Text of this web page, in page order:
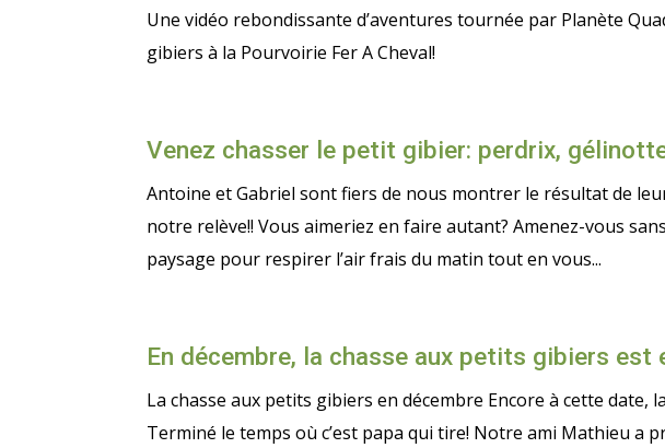
Une vidéo rebondissante d’aventures tournée par Planète
gibiers à la Pourvoirie Fer A Cheval!
Venez chasser le petit gibier: perdrix,
Antoine et Gabriel sont fiers de nous montrer le résultat de
notre relève!! Vous aimeriez en faire autant? Amenez-vous
paysage pour respirer l’air frais du matin tout en vous...
En décembre, la chasse aux petits gibiers est
La chasse aux petits gibiers en décembre Encore à cette date,
Terminé le temps où c’est papa qui tire! Notre ami Mathieu a